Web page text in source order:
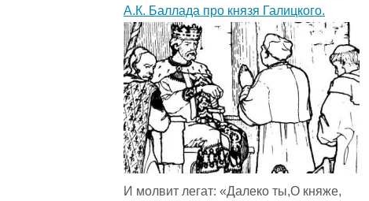
А.К. Баллада про князя Галицкого.
И молвит легат: «Далеко ты,О княже,